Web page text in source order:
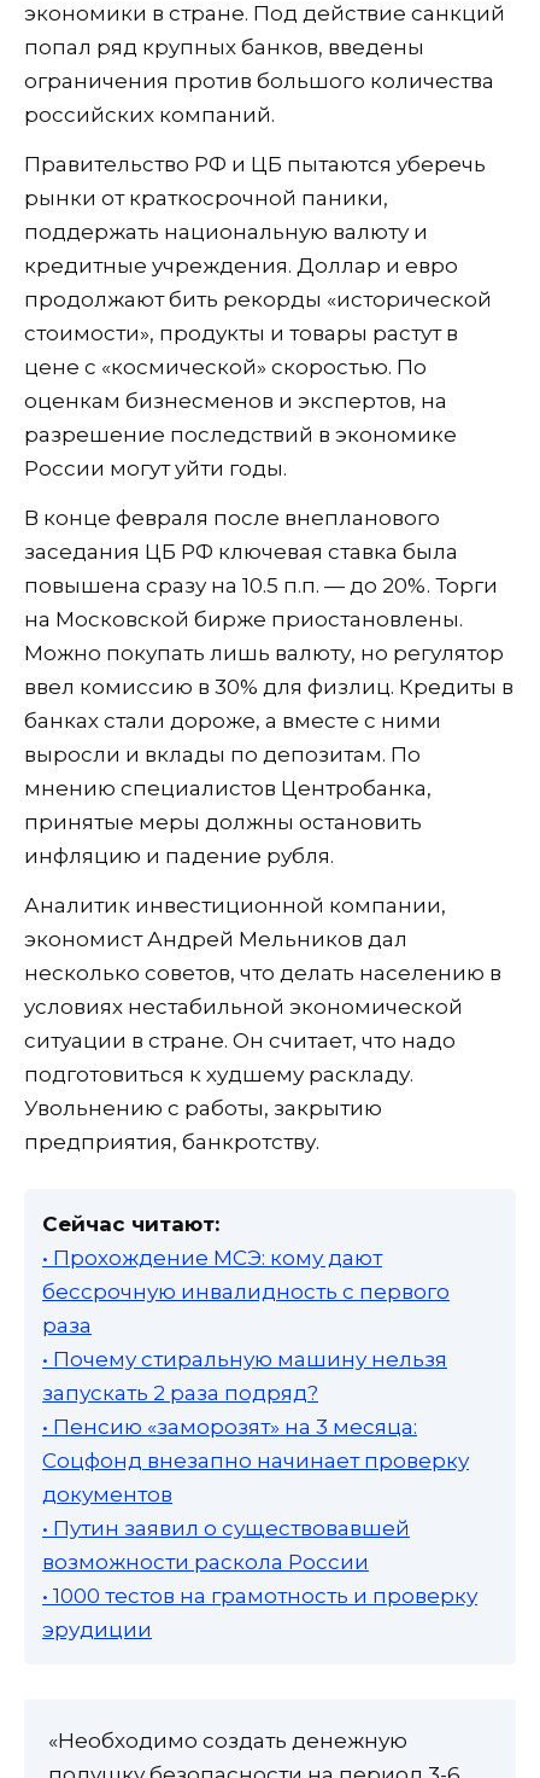
экономики в стране. Под действие санкций
попал ряд крупных банков, введены
ограничения против большого количества
российских компаний.
Правительство РФ и ЦБ пытаются уберечь
рынки от краткосрочной паники,
поддержать национальную валюту и
кредитные учреждения. Доллар и евро
продолжают бить рекорды «исторической
стоимости», продукты и товары растут в
цене с «космической» скоростью. По
оценкам бизнесменов и экспертов, на
разрешение последствий в экономике
России могут уйти годы.
В конце февраля после внепланового
заседания ЦБ РФ ключевая ставка была
повышена сразу на 10.5 п.п. — до 20%. Торги
на Московской бирже приостановлены.
Можно покупать лишь валюту, но регулятор
ввел комиссию в 30% для физлиц. Кредиты в
банках стали дороже, а вместе с ними
выросли и вклады по депозитам. По
мнению специалистов Центробанка,
принятые меры должны остановить
инфляцию и падение рубля.
Аналитик инвестиционной компании,
экономист Андрей Мельников дал
несколько советов, что делать населению в
условиях нестабильной экономической
ситуации в стране. Он считает, что надо
подготовиться к худшему раскладу.
Увольнению с работы, закрытию
предприятия, банкротству.
Сейчас читают:
• Прохождение МСЭ: кому дают
бессрочную инвалидность с первого
раза
• Почему стиральную машину нельзя
запускать 2 раза подряд?
• Пенсию «заморозят» на 3 месяца:
Соцфонд внезапно начинает проверку
документов
• Путин заявил о существовавшей
возможности раскола России
• 1000 тестов на грамотность и проверку
эрудиции
«Необходимо создать денежную